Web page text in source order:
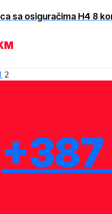
sa osiguračima H4 8
2